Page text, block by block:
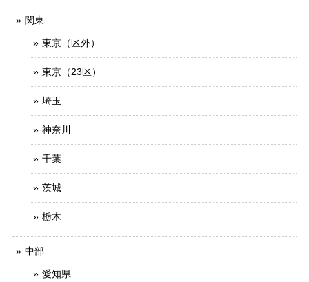
関東
東京（区外）
東京（23区）
埼玉
神奈川
千葉
茨城
栃木
中部
愛知県